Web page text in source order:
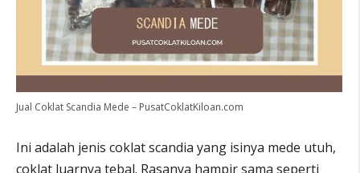
Jual Coklat Scandia Mede – PusatCoklatKiloan.com
Ini adalah jenis coklat scandia yang isinya mede utuh,
coklat luarnya tebal. Rasanya hampir sama seperti